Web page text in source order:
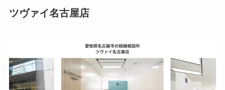
ツヴァイ名古屋店